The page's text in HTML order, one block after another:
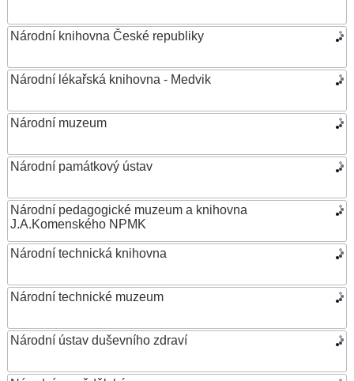
Národní knihovna České republiky
Národní lékařská knihovna - Medvik
Národní muzeum
Národní památkový ústav
Národní pedagogické muzeum a knihovna
J.A.Komenského NPMK
Národní technická knihovna
Národní technické muzeum
Národní ústav duševního zdraví